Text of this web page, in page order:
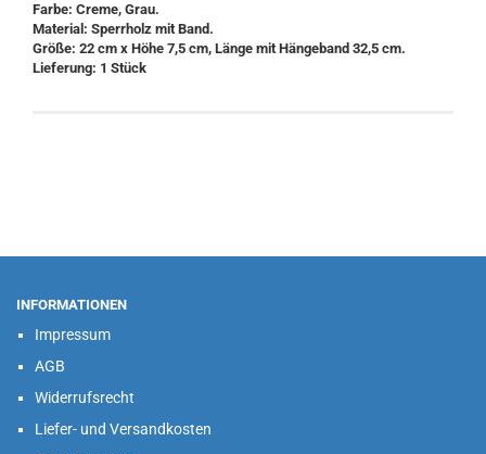
Farbe: Creme, Grau.
Material: Sperrholz mit Band.
Größe: 22 cm x Höhe 7,5 cm, Länge mit Hängeband 32,5 cm.
Lieferung: 1 Stück
INFORMATIONEN
Impressum
AGB
Widerrufsrecht
Liefer- und Versandkosten